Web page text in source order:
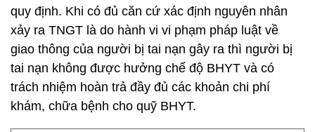
quy định. Khi có đủ căn cứ xác định nguyên nhân
xảy ra TNGT là do hành vi vi phạm pháp luật về
giao thông của người bị tai nạn gây ra thì người bị
tai nạn không được hưởng chế độ BHYT và có
trách nhiệm hoàn trả đầy đủ các khoản chi phí
khám, chữa bệnh cho quỹ BHYT.